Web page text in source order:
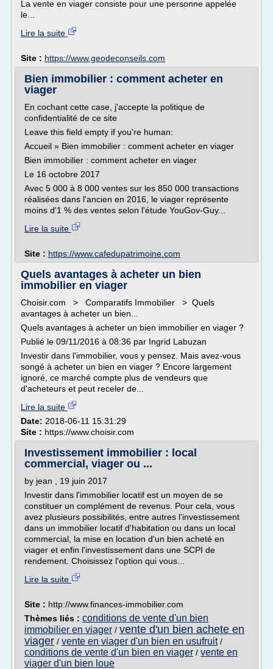
La vente en viager consiste pour une personne appelée
le...
Lire la suite
Site : https://www.geodeconseils.com
Bien immobilier : comment acheter en
viager
En cochant cette case, j'accepte la politique de
confidentialité de ce site
Leave this field empty if you're human:
Accueil » Bien immobilier : comment acheter en viager
Bien immobilier : comment acheter en viager
Le 16 octobre 2017
Avec 5 000 à 8 000 ventes sur les 850 000 transactions
réalisées dans l'ancien en 2016, le viager représente
moins d'1 % des ventes selon l'étude YouGov-Guy...
Lire la suite
Site : https://www.cafedupatrimoine.com
Quels avantages à acheter un bien
immobilier en viager
Choisir.com > Comparatifs Immobilier > Quels
avantages à acheter un bien...
Quels avantages à acheter un bien immobilier en viager ?
Publié le 09/11/2016 à 08:36 par Ingrid Labuzan
Investir dans l'immobilier, vous y pensez. Mais avez-vous
songé à acheter un bien en viager ? Encore largement
ignoré, ce marché compte plus de vendeurs que
d'acheteurs et peut receler de...
Lire la suite
Date: 2018-06-11 15:31:29
Site : https://www.choisir.com
Investissement immobilier : local
commercial, viager ou ...
by jean , 19 juin 2017
Investir dans l'immobilier locatif est un moyen de se
constituer un complément de revenus. Pour cela, vous
avez plusieurs possibilités, entre autres l'investissement
dans un immobilier locatif d'habitation ou dans un local
commercial, la mise en location d'un bien acheté en
viager et enfin l'investissement dans une SCPI de
rendement. Choisissez l'option qui vous...
Lire la suite
Site : http://www.finances-immobilier.com
Thèmes liés : conditions de vente d'un bien
immobilier en viager / vente d'un bien achete en
viager / vente en viager d'un bien en usufruit/
conditions de vente d'un bien en viager / vente en
viager d'un bien loue